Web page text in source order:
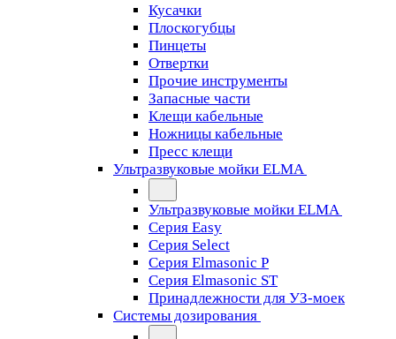
Кусачки
Плоскогубцы
Пинцеты
Отвертки
Прочие инструменты
Запасные части
Клещи кабельные
Ножницы кабельные
Пресс клещи
Ультразвуковые мойки ELMA
Ультразвуковые мойки ELMA
Серия Easy
Серия Select
Серия Elmasonic P
Серия Elmasonic ST
Принадлежности для УЗ-моек
Системы дозирования